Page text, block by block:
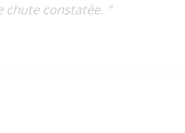
chute constatée. “